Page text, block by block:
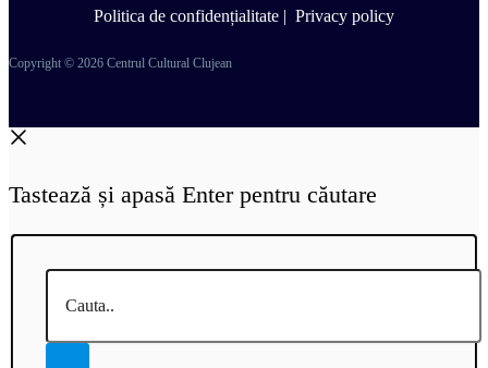
Politica de confidențialitate | Privacy policy
Copyright © 2026 Centrul Cultural Clujean
Tastează și apasă Enter pentru căutare